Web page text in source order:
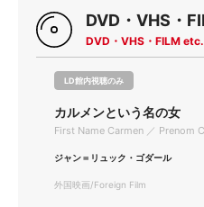
DVD・VHS・
DVD・VHS・FILM etc.
LD館内視聴のみ
カルメンという名の女
First Name Carmen ／ Prenom
ジャン＝リュック・ゴダール
外国映画/Foreign Film